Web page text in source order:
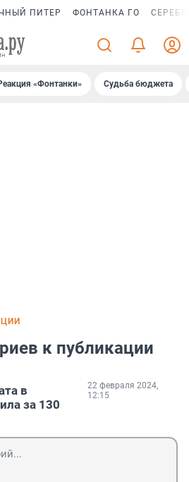
ПИТЕР ФОНТАНКА ГО
«Фонтанки» Судьба бюджета
к публикации
в
за 130
22 февраля 2024,
12:15